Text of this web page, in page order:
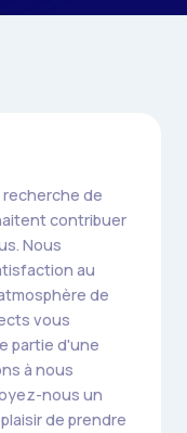
recherche de
contribuer
Nous
au
de
vous
partie d'une
à nous
nous un
de prendre